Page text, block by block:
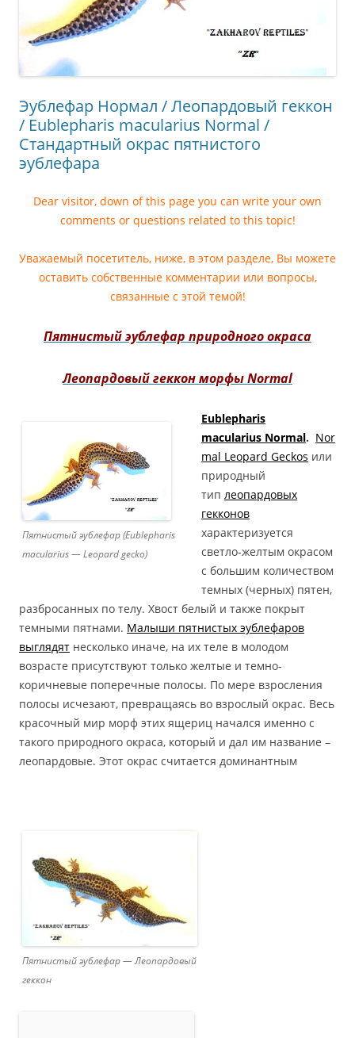
Эублефар Нормал / Леопардовый геккон
/ Eublepharis macularius Normal /
Стандартный окрас пятнистого
эублефара
Dear visitor, down of this page you can write your own
comments or questions related to this topic!
Уважаемый посетитель, ниже, в этом разделе, Вы можете
оставить собственные комментарии или вопросы,
связанные с этой темой!
Пятнистый эублефар природного окраса
Леопардовый геккон морфы Normal
Пятнистый эублефар (Eublepharis
macularius — Leopard gecko)
Eublepharis
macularius Normal. Nor
mal Leopard Geckos или
природный
тип леопардовых
гекконов
характеризуется
светло-желтым окрасом
с большим количеством
темных (черных) пятен,
разбросанных по телу. Хвост белый и также покрыт
темными пятнами. Малыши пятнистых эублефаров
выглядят несколько иначе, на их теле в молодом
возрасте присутствуют только желтые и темно-
коричневые поперечные полосы. По мере взросления
полосы исчезают, превращаясь во взрослый окрас. Весь
красочный мир морф этих ящериц начался именно с
такого природного окраса, который и дал им название –
леопардовые. Этот окрас считается доминантным
Пятнистый эублефар — Леопардовый
геккон